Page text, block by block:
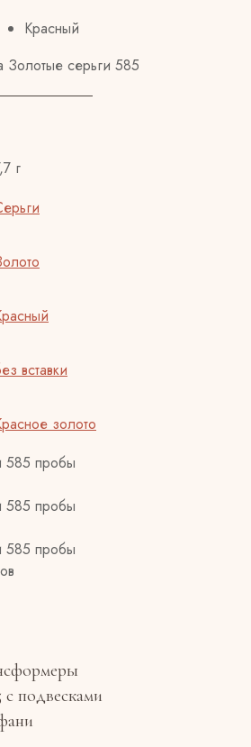
Красный
Золотые серьги 585
г
вставки
золото
с подвесками